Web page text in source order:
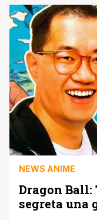
fumettistiche più
situazione di
Super.
NEWS ANIME
Dragon
segreta una